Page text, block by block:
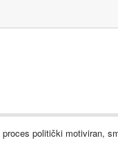
politički motiviran,